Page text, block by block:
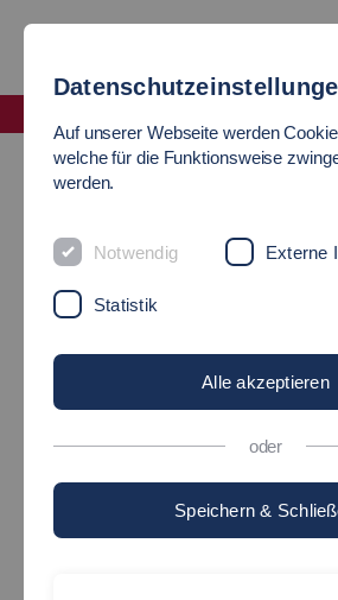
Lehrbeauftragte
Auf unserer Webseite werden
welche für die Funktionsweise
werden.
Notwendig Externe
Statistik
Alle akzeptieren
oder
Speichern &